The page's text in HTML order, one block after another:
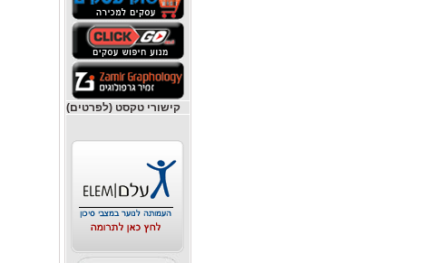
קישורי טקסט (לפרטים)